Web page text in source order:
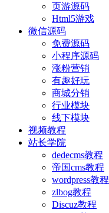
页游源码
Html5游戏
微信源码
免费源码
小程序源码
涨粉营销
有趣好玩
商城分销
行业模块
线下模块
视频教程
站长学院
dedecms教程
帝国cms教程
wordpress教程
zlbog教程
Discuz教程